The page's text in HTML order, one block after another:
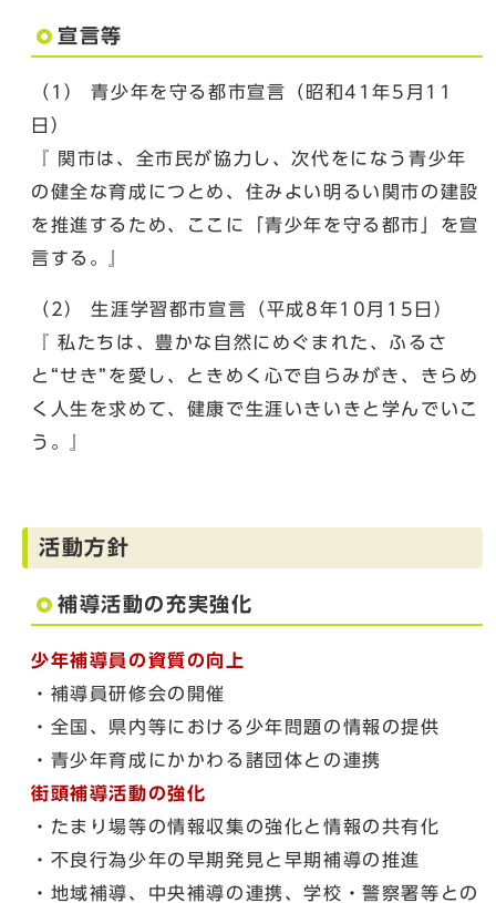
宣言等
（1） 青少年を守る都市宣言（昭和41年5月11
日）
『 関市は、全市民が協力し、次代をになう青少年
の健全な育成につとめ、住みよい明るい関市の建設
を推進するため、ここに「青少年を守る都市」を宣
言する。』
（2） 生涯学習都市宣言（平成8年10月15日）
『 私たちは、豊かな自然にめぐまれた、ふるさ
と“せき”を愛し、ときめく心で自らみがき、きらめ
く人生を求めて、健康で生涯いきいきと学んでいこ
う。』
活動方針
補導活動の充実強化
少年補導員の資質の向上
・補導員研修会の開催
・全国、県内等における少年問題の情報の提供
・青少年育成にかかわる諸団体との連携
街頭補導活動の強化
・たまり場等の情報収集の強化と情報の共有化
・不良行為少年の早期発見と早期補導の推進
・地域補導、中央補導の連携、学校・警察署等との